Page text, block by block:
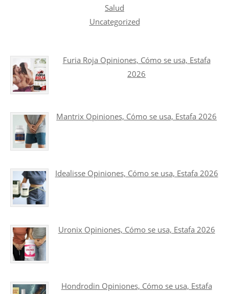
Salud
Uncategorized
Furia Roja Opiniones, Cómo se usa, Estafa
2026
Mantrix Opiniones, Cómo se usa, Estafa 2026
Idealisse Opiniones, Cómo se usa, Estafa 2026
Uronix Opiniones, Cómo se usa, Estafa 2026
Hondrodin Opiniones, Cómo se usa, Estafa